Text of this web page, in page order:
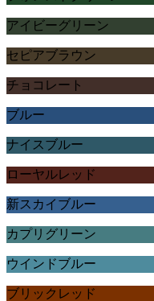
アイビーグリーン
セピアブラウン
チョコレート
ブルー
ナイスブルー
ローヤルレッド
新スカイブルー
カプリグリーン
ウインドブルー
ブリックレッド